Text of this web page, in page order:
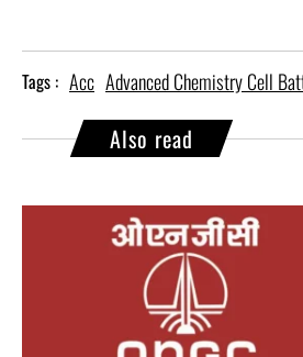
Tags : Acc Advanced Chemistry Cell
Also read